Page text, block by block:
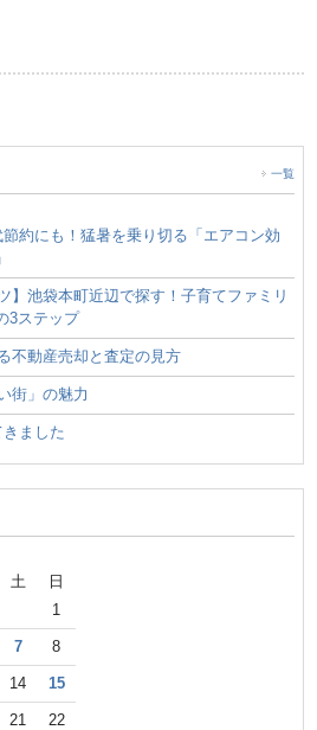
一覧
節約にも！猛暑を乗り切る「エアコン効
】池袋本町近辺で探す！子育てファミリ
3ステップ
不動産売却と査定の見方
街」の魅力
ました
土 日
1
7 8
14 15
21 22